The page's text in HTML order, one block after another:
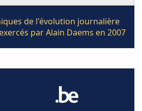
de l'évolution journalière
par Alain Daems en 2007